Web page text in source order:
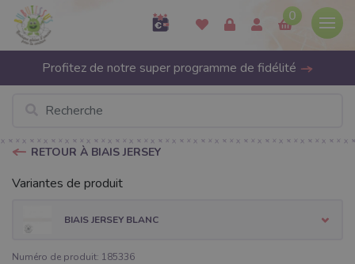
0
Profitez de notre super programme de fidélité
RETOUR À BIAIS JERSEY
Variantes de produit
BIAIS JERSEY BLANC
Numéro de produit: 185336